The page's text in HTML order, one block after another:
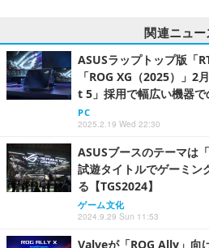
関連ニュー
ASUSラップトップ版「
「ROG XG（2025）」
t 5」採用で幅広い機器
PC
2025.2.19 Wed 22:30
ASUSブースのテーマは
試遊タイトルでゲーミン
る【TGS2024】
ゲーム文化
2024.9.29 Sun 11:53
Valveが「ROG Ally」向